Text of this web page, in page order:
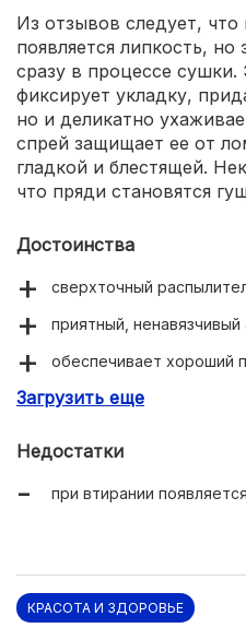
Из отзывов следует,
появляется липкость,
сразу в процессе
фиксирует укладку,
но и деликатно
спрей защищает ее от
гладкой и блестящей.
что пряди становятся
Достоинства
сверхточный
приятный, ненавязчивый
обеспечивает хороший
бережно ухаживает за
Загрузить еще
Недостатки
при втирании
КРАСОТА И ЗДОРОВЬЕ